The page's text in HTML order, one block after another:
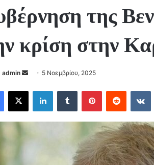
της
κρίση στην
admin
Send
email
5 Νοεμβρίου, 2025
Facebook
X LinkedInTumblr PinterestReddit